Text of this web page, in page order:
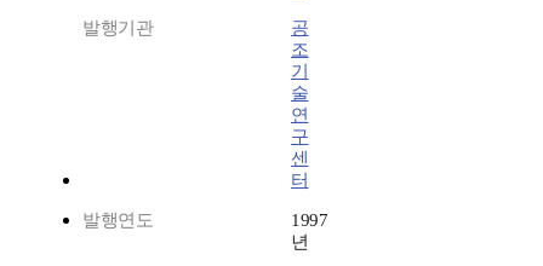
발행기관
공
조
기
술
연
구
센
터
발행연도
1997
년